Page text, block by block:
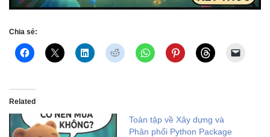
Chia sẻ:
Related
Toàn tập về Xây dựng và
Phân phối Python Package